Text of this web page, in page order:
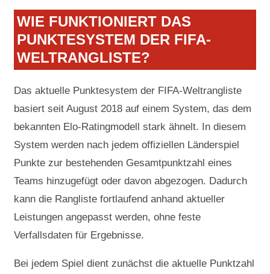
WIE FUNKTIONIERT DAS
PUNKTESYSTEM DER FIFA-
WELTRANGLISTE?
Das aktuelle Punktesystem der FIFA-Weltrangliste
basiert seit August 2018 auf einem System, das dem
bekannten Elo-Ratingmodell stark ähnelt. In diesem
System werden nach jedem offiziellen Länderspiel
Punkte zur bestehenden Gesamtpunktzahl eines
Teams hinzugefügt oder davon abgezogen. Dadurch
kann die Rangliste fortlaufend anhand aktueller
Leistungen angepasst werden, ohne feste
Verfallsdaten für Ergebnisse.
Bei jedem Spiel dient zunächst die aktuelle Punktzahl